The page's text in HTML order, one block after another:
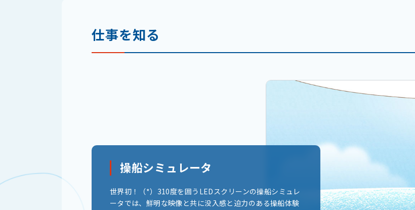
仕事を知る
操船シミュレータ
世界初！（*）310度を囲うLEDスクリーンの操船シミュレ
ータでは、鮮明な映像と共に没入感と迫力のある操船体験